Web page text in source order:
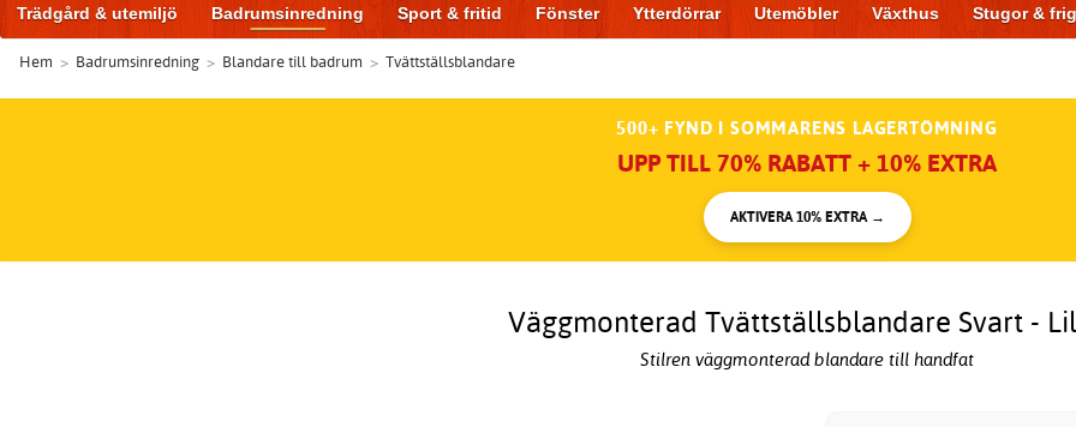
Trädgård & utemiljö Badrumsinredning Sport & fritid Fönster Ytterdörrar Utemöbler Växthus Stugor &
Badrumsmöbler Träningsutrustning Garageportar Bil & garage
Hem > Badrumsinredning > Blandare till badrum > Tvättställsblandare
500+ FYND I SOMMARENS LAGERTÖMNING
UPP TILL 70% RABATT + 10% EXTRA
AKTIVERA 10% EXTRA →
Väggmonterad Tvättställsblandare Svart -
Stilren väggmonterad blandare till handfat